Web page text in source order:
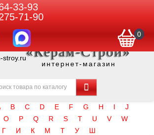
33-93
71-90
0
stroy.ru«Керам-Строй»
интернет-магазин
B C D E F G H I
J
O P Q R S T U V
W
Г И К М Т У Ш